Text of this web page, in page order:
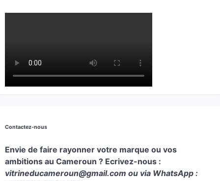
Contactez-nous
Envie de faire rayonner votre marque ou vos
ambitions au Cameroun ? Ecrivez-nous :
vitrineducameroun@gmail.com ou via WhatsApp :